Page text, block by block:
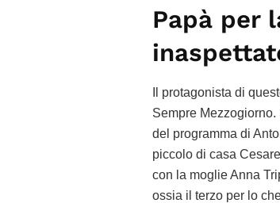
Papà per
Il protagonista di
Sempre
del programma di
piccolo di casa Cesare
con la moglie Anna
ossia il terzo per lo